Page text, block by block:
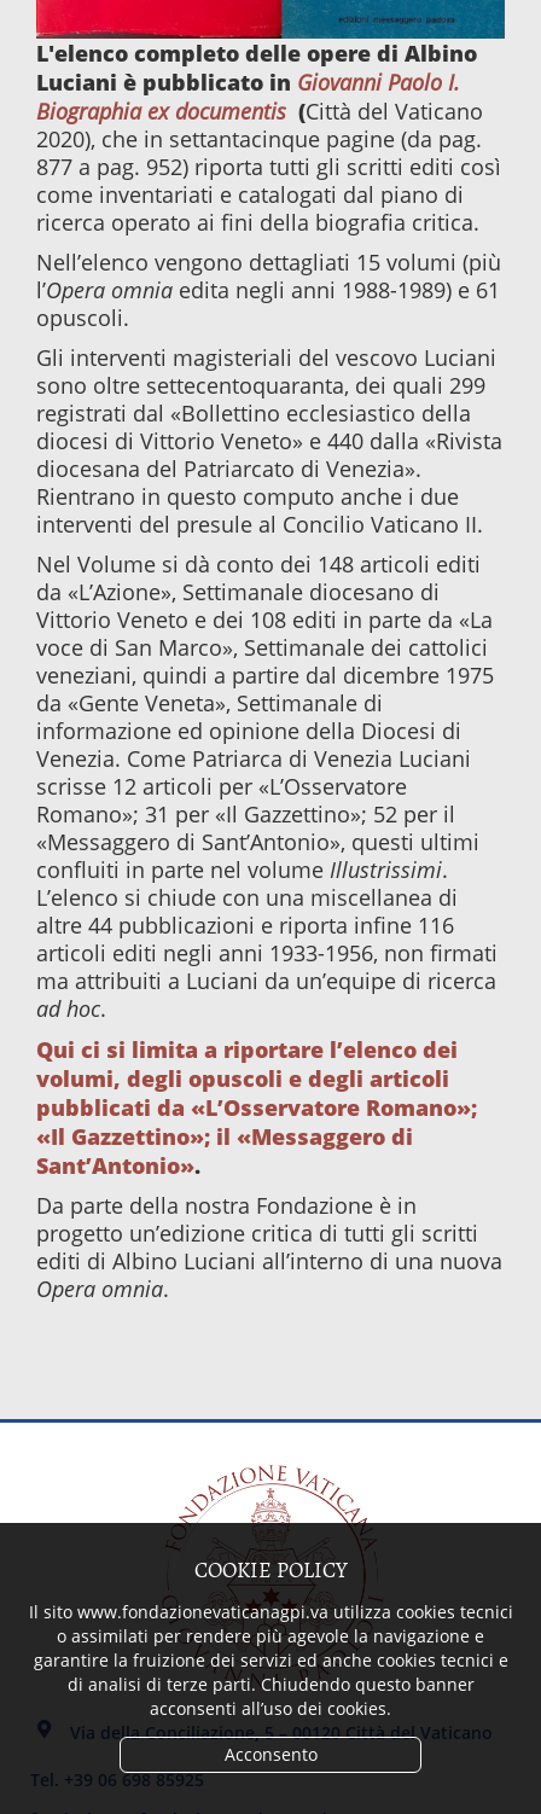
L'elenco completo delle opere di Albino
Luciani è pubblicato in Giovanni Paolo I.
Biographia ex documentis (Città del Vaticano
2020), che in settantacinque pagine (da pag.
877 a pag. 952) riporta tutti gli scritti editi così
come inventariati e catalogati dal piano di
ricerca operato ai fini della biografia critica.
Nell’elenco vengono dettagliati 15 volumi (più
l’Opera omnia edita negli anni 1988-1989) e 61
opuscoli.
Gli interventi magisteriali del vescovo Luciani
sono oltre settecentoquaranta, dei quali 299
registrati dal «Bollettino ecclesiastico della
diocesi di Vittorio Veneto» e 440 dalla «Rivista
diocesana del Patriarcato di Venezia».
Rientrano in questo computo anche i due
interventi del presule al Concilio Vaticano II.
Nel Volume si dà conto dei 148 articoli editi
da «L’Azione», Settimanale diocesano di
Vittorio Veneto e dei 108 editi in parte da «La
voce di San Marco», Settimanale dei cattolici
veneziani, quindi a partire dal dicembre 1975
da «Gente Veneta», Settimanale di
informazione ed opinione della Diocesi di
Venezia. Come Patriarca di Venezia Luciani
scrisse 12 articoli per «L’Osservatore
Romano»; 31 per «Il Gazzettino»; 52 per il
«Messaggero di Sant’Antonio», questi ultimi
confluiti in parte nel volume Illustrissimi.
L’elenco si chiude con una miscellanea di
altre 44 pubblicazioni e riporta infine 116
articoli editi negli anni 1933-1956, non firmati
ma attribuiti a Luciani da un’equipe di ricerca
ad hoc.
Qui ci si limita a riportare l’elenco dei
volumi, degli opuscoli e degli articoli
pubblicati da «L’Osservatore Romano»;
«Il Gazzettino»; il «Messaggero di
Sant’Antonio».
Da parte della nostra Fondazione è in
progetto un’edizione critica di tutti gli scritti
editi di Albino Luciani all’interno di una nuova
Opera omnia.
Via della Conciliazione, 5 – 00120 Città del Vaticano
Tel. +39 06 698 85925
COOKIE POLICY
Il sito www.fondazionevaticanagpi.va utilizza cookies tecnici
o assimilati per rendere più agevole la navigazione e
garantire la fruizione dei servizi ed anche cookies tecnici e
di analisi di terze parti. Chiudendo questo banner
acconsenti all’uso dei cookies.
Acconsento